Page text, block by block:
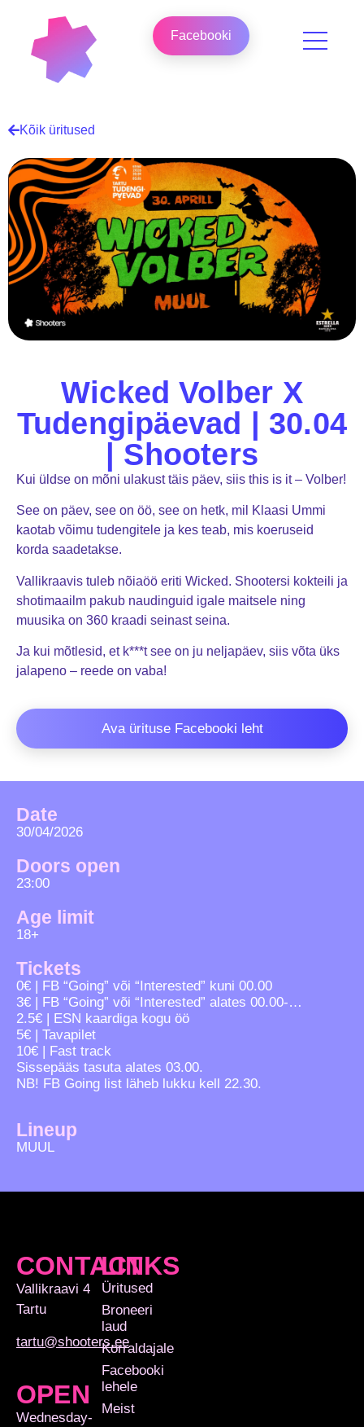
Facebooki
Kõik üritused
Wicked Volber X
Tudengipäevad | 30.04
| Shooters
Kui üldse on mõni ulakust täis päev, siis this is it – Volber!
See on päev, see on öö, see on hetk, mil Klaasi Ummi
kaotab võimu tudengitele ja kes teab, mis koeruseid
korda saadetakse.
Vallikraavis tuleb nõiaöö eriti Wicked. Shootersi kokteili ja
shotimaailm pakub naudinguid igale maitsele ning
muusika on 360 kraadi seinast seina.
Ja kui mõtlesid, et k***t see on ju neljapäev, siis võta üks
jalapeno – reede on vaba!
Ava ürituse Facebooki leht
Date
30/04/2026
Doors open
23:00
Age limit
18+
Tickets
0€ | FB “Going” või “Interested” kuni 00.00
3€ | FB “Going” või “Interested” alates 00.00-…
2.5€ | ESN kaardiga kogu öö
5€ | Tavapilet
10€ | Fast track
Sissepääs tasuta alates 03.00.
NB! FB Going list läheb lukku kell 22.30.
Lineup
MUUL
CONTACT
Vallikraavi 4
Tartu
tartu@shooters.ee
OPEN
Wednesday-
LINKS
Üritused
Broneeri
laud
Korraldajale
Facebooki
lehele
Meist